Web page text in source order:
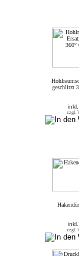
geschlitzt
zzgl.
zzgl.